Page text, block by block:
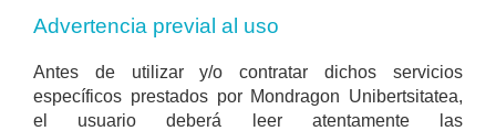
Advertencia previal al uso
Antes de utilizar y/o contratar dichos servicios
específicos prestados por Mondragon Unibertsitatea,
el usuario deberá leer atentamente las